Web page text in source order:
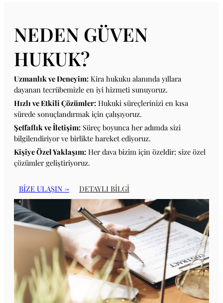
NEDEN GÜVEN
HUKUK?
Uzmanlık ve Deneyim: Kira hukuku alanında yıllara
dayanan tecrübemizle en iyi hizmeti sunuyoruz.
Hızlı ve Etkili Çözümler: Hukuki süreçlerinizi en kısa
sürede sonuçlandırmak için çalışıyoruz.
Şeffaflık ve İletişim: Süreç boyunca her adımda sizi
bilgilendiriyor ve birlikte hareket ediyoruz.
Kişiye Özel Yaklaşım: Her dava bizim için özeldir; size özel
çözümler geliştiriyoruz.
BİZE ULAŞIN → DETAYLI BİLGİ